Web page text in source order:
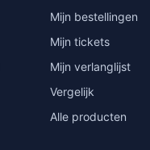
Mijn bestellingen
Mijn tickets
Mijn verlanglijst
Vergelijk
Alle producten